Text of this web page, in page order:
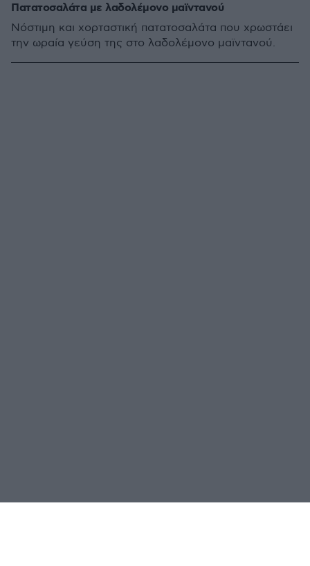
Πατατοσαλάτα με λαδολέμονο μαϊντανού
Νόστιμη και χορταστική πατατοσαλάτα που χρωστάει
την ωραία γεύση της στο λαδολέμονο μαϊντανού.